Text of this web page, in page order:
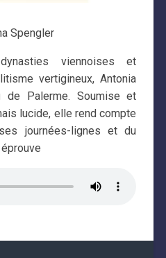
Spengler
viennoises et
vertigineux, Antonia
Palerme. Soumise et
lucide, elle rend compte
journées-lignes et du